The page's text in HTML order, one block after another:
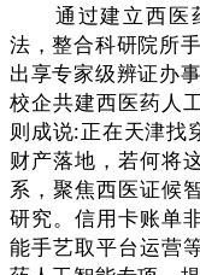
通过建立西医
法，整合科研院所
出享专家级辨证办
校企共建西医药人
则成说:正在天津找
财产落地，若何将
系，聚焦西医证候
研究。信用卡账单
能手艺取平台运营